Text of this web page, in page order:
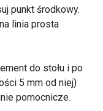
punkt środkowy.
linia prosta
do stołu i po
5 mm od niej)
pomocnicze.